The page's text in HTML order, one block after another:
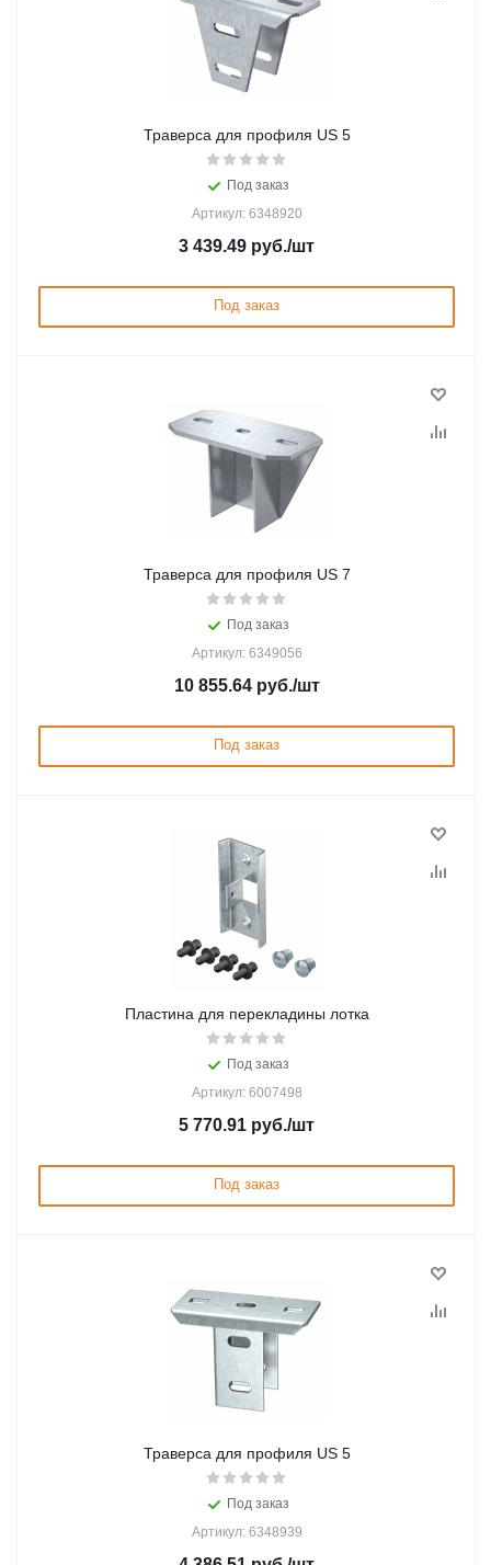
Траверса для профиля US 5
Под заказ
Артикул: 6348920
3 439.49 руб./шт
Под заказ
Траверса для профиля US 7
Под заказ
Артикул: 6349056
10 855.64руб./шт
Под заказ
Пластина для перекладины лотка
Под заказ
Артикул: 6007498
5 770.91 руб./шт
Под заказ
Траверса для профиля US 5
Под заказ
Артикул: 6348939